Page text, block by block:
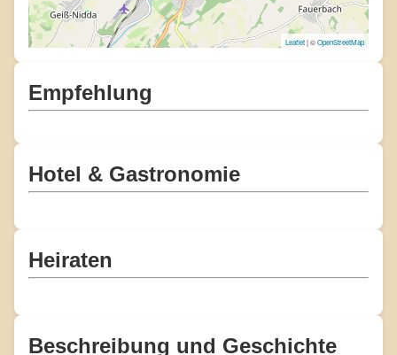
Leaflet| ©OpenStreetMap
Empfehlung
Hotel & Gastronomie
Heiraten
Beschreibung und Geschichte